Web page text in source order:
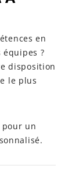
en
?
disposition
le plus
pour un